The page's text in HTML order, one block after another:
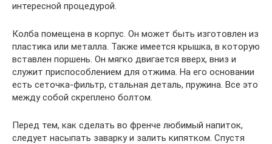
интересной процедурой.
Колба помещена в корпус. Он может быть изготовлен из
пластика или металла. Также имеется крышка, в которую
вставлен поршень. Он мягко двигается вверх, вниз и
служит приспособлением для отжима. На его основании
есть сеточка-фильтр, стальная деталь, пружина. Все это
между собой скреплено болтом.
Перед тем, как сделать во френче любимый напиток,
следует насыпать заварку и залить кипятком. Спустя